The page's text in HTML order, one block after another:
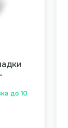
до 10